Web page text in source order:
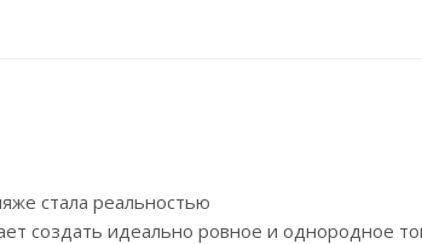
стала реальностью
создать идеально ровное и однородное